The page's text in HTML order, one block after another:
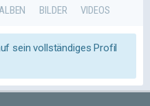
BILDER VIDEOS
sein vollständiges Profil